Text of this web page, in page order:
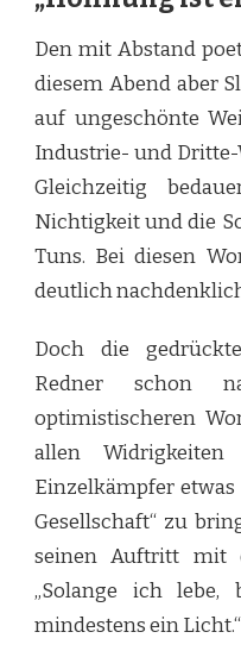
Den mit Abstand
diesem Abend aber
auf ungeschönte
Industrie- und
Gleichzeitig
Nichtigkeit und die
Tuns. Bei diesen
deutlich
Doch die
Redner schon
optimistischeren
allen
Einzelkämpfer etwas
Gesellschaft“ zu
seinen Auftritt mit
„Solange ich
mindestens ein Licht.“